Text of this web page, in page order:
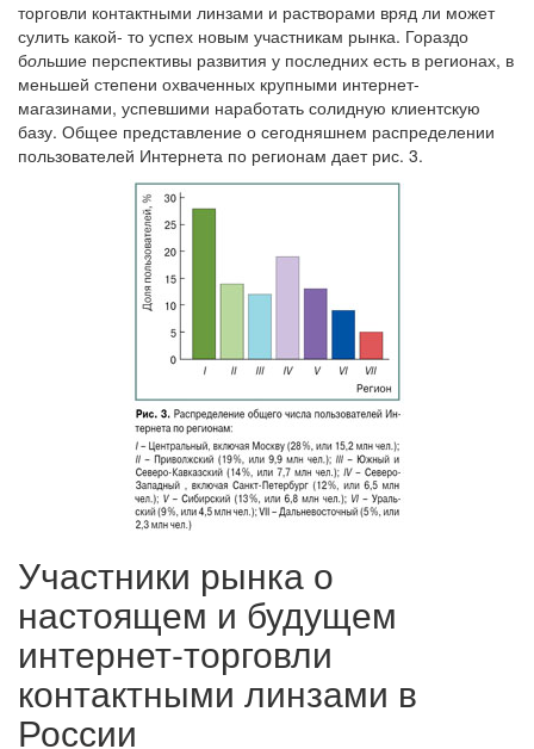
торговли контактными линзами и растворами вряд ли может
сулить какой- то успех новым участникам рынка. Гораздо
большие перспективы развития у последних есть в регионах, в
меньшей степени охваченных крупными интернет-
магазинами, успевшими наработать солидную клиентскую
базу. Общее представление о сегодняшнем распределении
пользователей Интернета по регионам дает рис. 3.
Участники рынка о
настоящем и будущем
интернет-торговли
контактными линзами в
России